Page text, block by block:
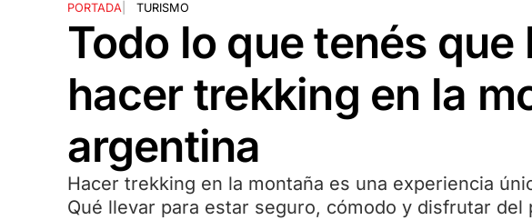
PORTADA| TURISMO
Todo lo que tenés que
hacer trekking en la
argentina
Hacer trekking en la montaña es una experiencia
Qué llevar para estar seguro, cómodo y disfrutar del